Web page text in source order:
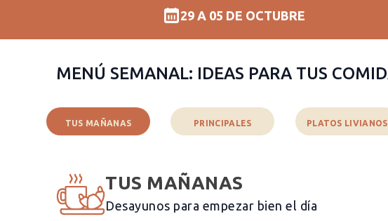
29 A 05 DE OCTUBRE
MENÚ SEMANAL: IDEAS PARA TUS
TUS MAÑANAS PRINCIPALES PLATOS LIVIANOS
TUS MAÑANAS
Desayunos para empezar bien el día